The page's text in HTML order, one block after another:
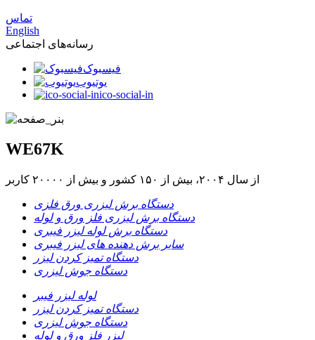
تماس
English
رسانه‌های اجتماعی
فیسبوک
یوتیوب
ico-social-in
WE67K
از سال ۲۰۰۴، بیش از ۱۵۰ کشور و بیش از ۲۰۰۰۰ کاربر
دستگاه برش لیزری ورق فلزی
دستگاه برش لیزری فلز ورق و لوله
دستگاه برش لوله لیزر فیبری
سایر برش دهنده های لیزر فیبری
دستگاه تمیز کردن لیزر
دستگاه جوش لیزری
لوله لیزر فیبر
دستگاه تمیز کردن لیزر
دستگاه جوش لیزری
لیزر فلز ورق و لوله